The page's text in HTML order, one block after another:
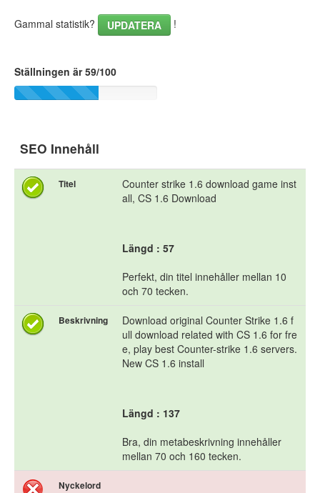
Gammal statistik? UPDATERA !
Ställningen är 59/100
SEO Innehåll
Titel
Counter strike 1.6 download game inst
all, CS 1.6 Download
Längd : 57
Perfekt, din titel innehåller mellan 10
och 70 tecken.
Beskrivning
Download original Counter Strike 1.6 f
ull download related with CS 1.6 for fre
e, play best Counter-strike 1.6 servers.
New CS 1.6 install
Längd : 137
Bra, din metabeskrivning innehåller
mellan 70 och 160 tecken.
Nyckelord